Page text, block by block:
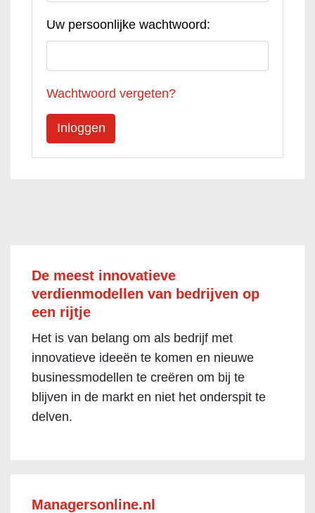
Uw persoonlijke wachtwoord:
Wachtwoord vergeten?
De meest innovatieve
verdienmodellen van bedrijven op
een rijtje
Het is van belang om als bedrijf met
innovatieve ideeën te komen en nieuwe
businessmodellen te creëren om bij te
blijven in de markt en niet het onderspit te
delven.
Managersonline.nl